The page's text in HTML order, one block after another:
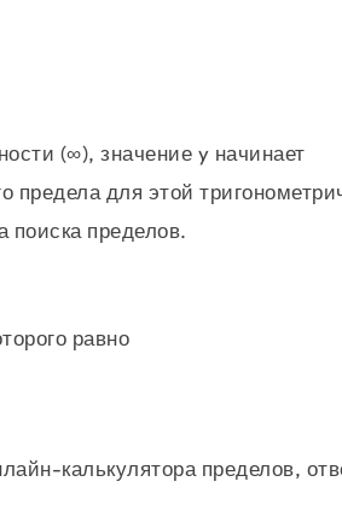
(∞), значение y начинает
предела для этой
пределов.
равно
калькулятора пределов,